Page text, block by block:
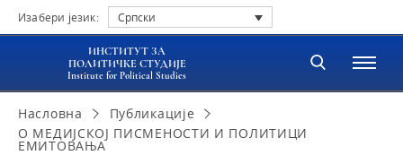
Изабери језик: Српски
ИНСТИТУТ ЗА
ПОЛИТИЧКЕ СТУДИЈЕ
Institute for Political Studies
Насловна
Публикације
О МЕДИЈСКОЈ ПИСМЕНОСТИ И ПОЛИТИЦИ
ЕМИТОВАЊА